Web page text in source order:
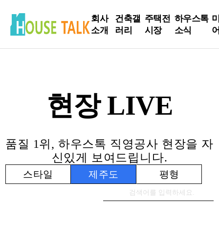
회사
소개
회사
소개
주요
연혁
건축갤
러리
설계사
례
주택전
시장
청
하우스톡
소식
Tip
토리
매니저 스
현장 LIVE
품질 1위, 하우스톡 직영공사 현장을 자
신있게 보여드립니다.
스타일 제주도 평형